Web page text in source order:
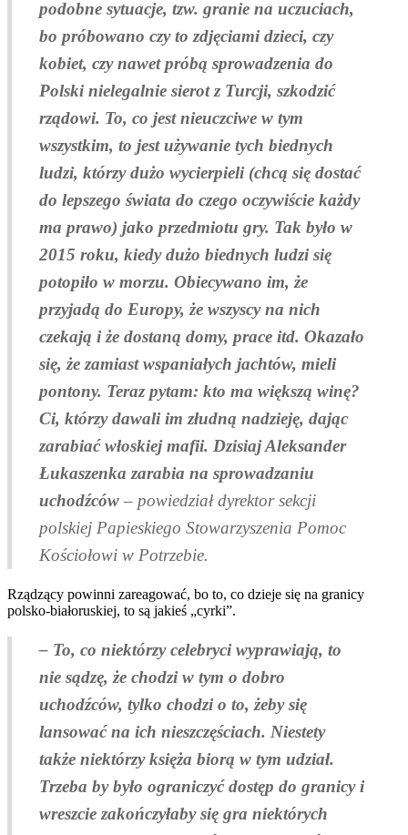
podobne sytuacje, tzw. granie na uczuciach,
bo próbowano czy to zdjęciami dzieci, czy
kobiet, czy nawet próbą sprowadzenia do
Polski nielegalnie sierot z Turcji, szkodzić
rządowi. To, co jest nieuczciwe w tym
wszystkim, to jest używanie tych biednych
ludzi, którzy dużo wycierpieli (chcą się dostać
do lepszego świata do czego oczywiście każdy
ma prawo) jako przedmiotu gry. Tak było w
2015 roku, kiedy dużo biednych ludzi się
potopiło w morzu. Obiecywano im, że
przyjadą do Europy, że wszyscy na nich
czekają i że dostaną domy, prace itd. Okazało
się, że zamiast wspaniałych jachtów, mieli
pontony. Teraz pytam: kto ma większą winę?
Ci, którzy dawali im złudną nadzieję, dając
zarabiać włoskiej mafii. Dzisiaj Aleksander
Łukaszenka zarabia na sprowadzaniu
uchodźców – powiedział dyrektor sekcji
polskiej Papieskiego Stowarzyszenia Pomoc
Kościołowi w Potrzebie.
Rządzący powinni zareagować, bo to, co dzieje się na granicy
polsko-białoruskiej, to są jakieś „cyrki”.
– To, co niektórzy celebryci wyprawiają, to
nie sądzę, że chodzi w tym o dobro
uchodźców, tylko chodzi o to, żeby się
lansować na ich nieszczęściach. Niestety
także niektórzy księża biorą w tym udział.
Trzeba by było ograniczyć dostęp do granicy i
wreszcie zakończyłaby się gra niektórych